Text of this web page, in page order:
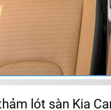
lót sàn Kia